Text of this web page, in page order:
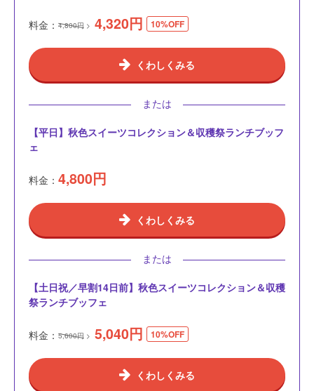
料金： 4,800円 4,320円 10%OFF
くわしくみる
または
【平日】秋色スイーツコレクション＆収穫祭ランチブッフ
ェ
料金： 4,800円
くわしくみる
または
【土日祝／早割14日前】秋色スイーツコレクション＆収穫
祭ランチブッフェ
料金： 5,600円 5,040円 10%OFF
くわしくみる